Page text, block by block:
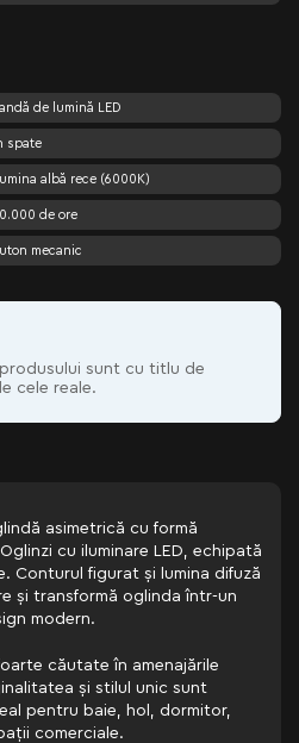
de lumină LED
spate
albă rece (6000K)
de ore
mecanic
sunt cu titlu de
cele reale.
asimetrică cu formă
cu iluminare LED, echipată
Conturul figurat și lumina difuză
și transformă oglinda într-un
modern.
căutate în amenajările
și stilul unic sunt
pentru baie, hol, dormitor,
comerciale.